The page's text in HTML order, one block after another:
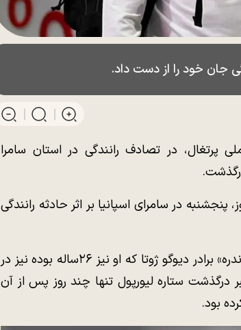
جان خود را از دست داد.
پرتغال، در تصادف رانندگی در استان سامرا
در سامرای اسپانیا بر اثر حادثه رانندگی
رئیس فدراسیون فوتبال پرتغال نیز اعلام کرد «آندره» برادر دیوگو ژوتا که او نیز ۲۶ساله بوده نیز در
ستاره لیورپول تنها چند روز پس از آن
بود.